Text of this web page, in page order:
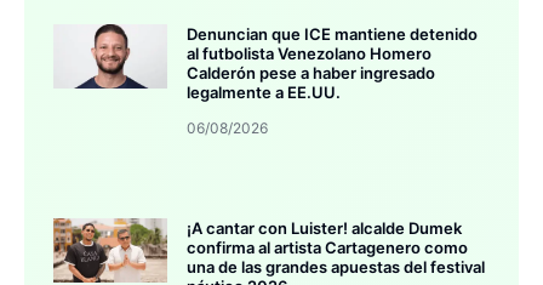
Denuncian que ICE mantiene detenido
al futbolista Venezolano Homero
Calderón pese a haber ingresado
legalmente a EE.UU.
06/08/2026
¡A cantar con Luister! alcalde Dumek
confirma al artista Cartagenero como
una de las grandes apuestas del festival